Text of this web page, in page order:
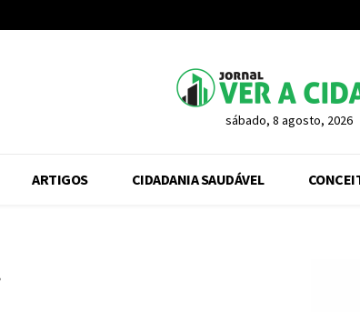
sábado, 8 agosto, 2026
ARTIGOS CIDADANIA SAUDÁVEL